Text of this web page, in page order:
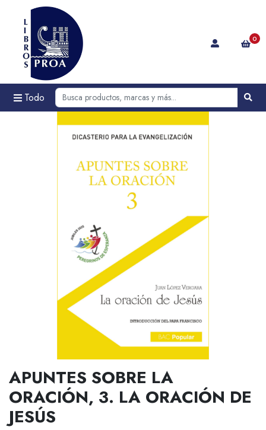
Todo
0
APUNTES SOBRE LA
ORACIÓN, 3. LA ORACIÓN DE
JESÚS